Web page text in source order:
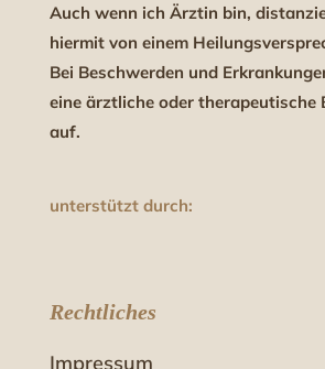
Auch wenn ich Ärztin bin,
hiermit von einem
Bei Beschwerden und
eine ärztliche oder therapeutische
auf.
unterstützt durch:
Rechtliches
Impressum